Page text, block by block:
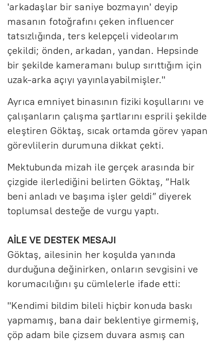
'arkadaşlar bir saniye bozmayın' deyip
masanın fotoğrafını çeken influencer
tatsızlığında, ters kelepçeli videolarım
çekildi; önden, arkadan, yandan. Hepsinde
bir şekilde kameramanı bulup sırıttığım için
uzak-arka açıyı yayınlayabilmişler."
Ayrıca emniyet binasının fiziki koşullarını ve
çalışanların çalışma şartlarını esprili şekilde
eleştiren Göktaş, sıcak ortamda görev yapan
görevlilerin durumuna dikkat çekti.
Mektubunda mizah ile gerçek arasında bir
çizgide ilerlediğini belirten Göktaş, “Halk
beni anladı ve başıma işler geldi” diyerek
toplumsal desteğe de vurgu yaptı.
AİLE VE DESTEK MESAJI
Göktaş, ailesinin her koşulda yanında
durduğuna değinirken, onların sevgisini ve
korumacılığını şu cümlelerle ifade etti:
"Kendimi bildim bileli hiçbir konuda baskı
yapmamış, bana dair beklentiye girmemiş,
çöp adam bile çizsem duvara asmış can